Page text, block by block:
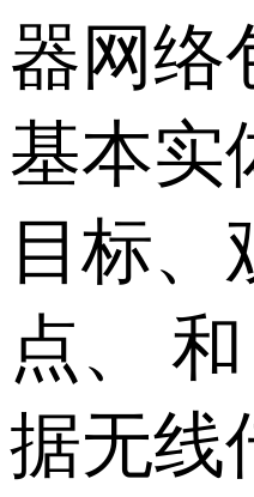
器网络
基本实
目标、
点、
据无线